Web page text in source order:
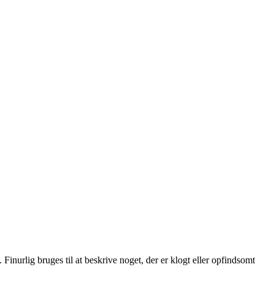
bruges til at beskrive noget, der er klogt eller